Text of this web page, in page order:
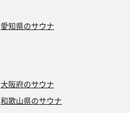
愛知県のサウナ
大阪府のサウナ
和歌山県のサウナ